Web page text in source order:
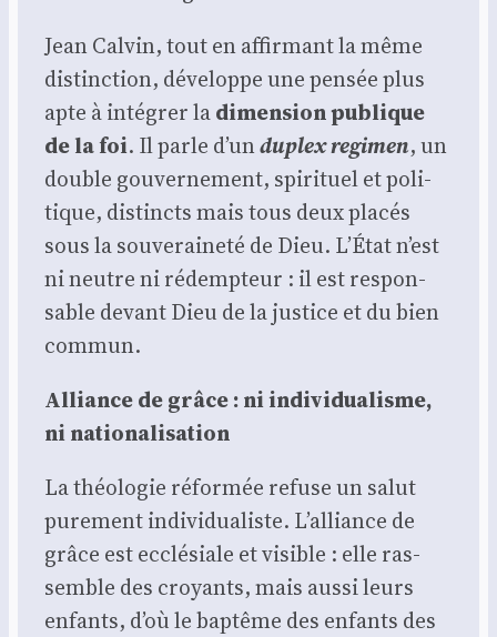
Jean Cal­vin, tout en affir­mant la même
dis­tinc­tion, déve­loppe une pen­sée plus
apte à inté­grer ladimen­sion publique
de la foi. Il parle d’unduplex regi­men, un
double gou­ver­ne­ment, spi­ri­tuel et poli­
tique, dis­tincts mais tous deux pla­cés
sous la sou­ve­rai­ne­té de Dieu. L’État n’est
ni neutre ni rédemp­teur : il est res­pon­
sable devant Dieu de la jus­tice et du bien
com­mun.
Alliance de grâce : ni indi­vi­dua­lisme,
ni natio­na­li­sa­tion
La théo­lo­gie réfor­mée refuse un salut
pure­ment indi­vi­dua­liste. L’alliance de
grâce est ecclé­siale et visible : elle ras­
semble des croyants, mais aus­si leurs
enfants, d’où le bap­tême des enfants des